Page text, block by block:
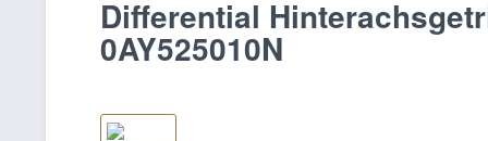
Differential
0AY525010N